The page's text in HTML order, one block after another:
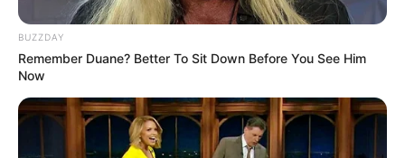
BUZZDAY
Remember Duane? Better To Sit Down Before You See Him
Now